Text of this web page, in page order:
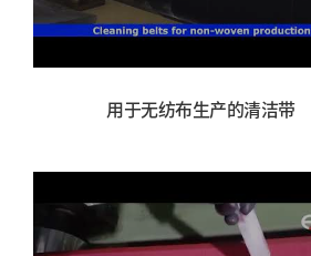
用于无纺布生产的清洁带